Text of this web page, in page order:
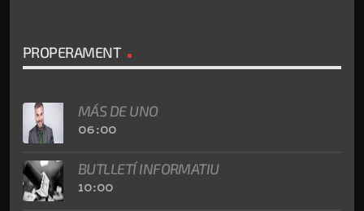
PROPERAMENT
MÁS DE UNO
06:00
BUTLLETÍ INFORMATIU
10:00